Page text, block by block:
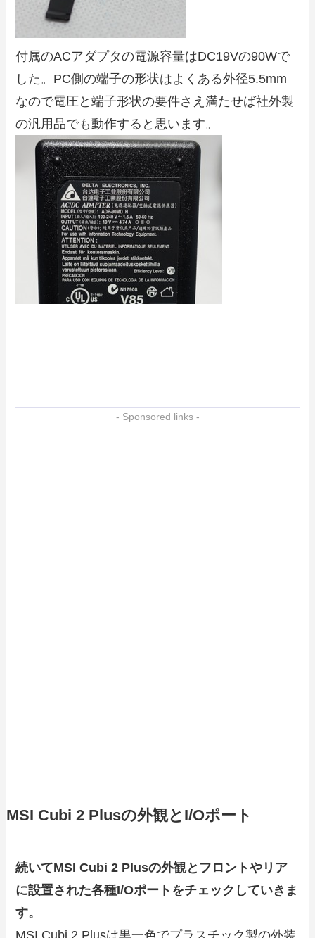
付属のACアダプタの電源容量はDC19Vの90Wで
した。PC側の端子の形状はよくある外径5.5mm
なので電圧と端子形状の要件さえ満たせば社外製
の汎用品でも動作すると思います。
- Sponsored links -
MSI Cubi 2 Plusの外観とI/Oポート
続いてMSI Cubi 2 Plusの外観とフロントやリア
に設置された各種I/Oポートをチェックしていきま
す。